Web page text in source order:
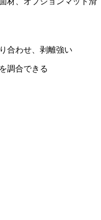
わせ、剥離強い
合できる